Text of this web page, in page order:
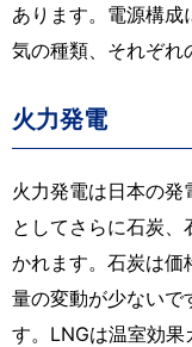
あります。電源構成
気の種類、それぞれ
火力発電
火力発電は日本の
としてさらに石炭
かれます。石炭は価
量の変動が少ないで
す。LNGは温室効果